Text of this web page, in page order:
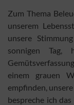
Zum Thema
unserem
unsere
sonnigen Tag,
einem grauen
empfinden,
bespreche ich